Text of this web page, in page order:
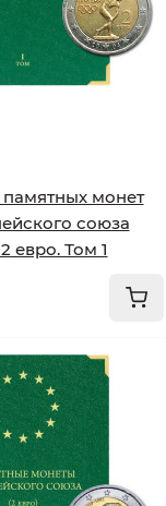
монет
союза
евро. Том 1